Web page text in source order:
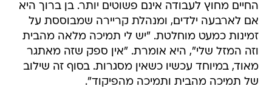
החיים מחוץ לעבודה אינם פשוטים יותר. בן ברוך היא
אם לארבעה ילדים, ומנהלת קריירה שמבוססת על
זמינות כמעט מוחלטת. "יש לי תמיכה מלאה מהבית
וזה המזל שלי", היא אומרת. "אין ספק שזה מאתגר
מאוד, במיוחד עכשיו כשאין מסגרות. בסוף זה שילוב
של תמיכה מהבית ותמיכה מהפיקוד".